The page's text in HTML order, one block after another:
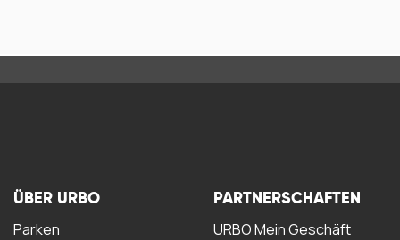
ÜBER URBO
Parken
PARTNERSCHAFTEN
URBO Mein Geschäft